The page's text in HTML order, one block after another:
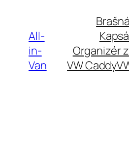
obsahAll-
in-
Van
Organizér
VW Caddy